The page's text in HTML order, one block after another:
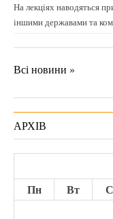
На лекціях наводяться
іншими державами та
Всі новини »
АРХІВ
Пн
Вт